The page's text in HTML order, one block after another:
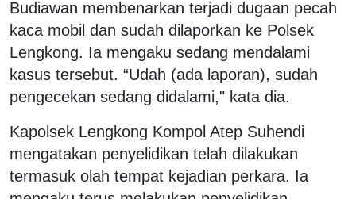
Budiawan membenarkan terjadi dugaan pecah
kaca mobil dan sudah dilaporkan ke Polsek
Lengkong. Ia mengaku sedang mendalami
kasus tersebut. “Udah (ada laporan), sudah
pengecekan sedang didalami," kata dia.
Kapolsek Lengkong Kompol Atep Suhendi
mengatakan penyelidikan telah dilakukan
termasuk olah tempat kejadian perkara. Ia